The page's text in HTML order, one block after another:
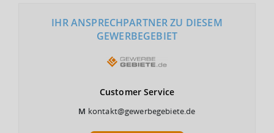
IHR ANSPRECHPARTNER ZU DIESEM
GEWERBEGEBIET
Customer Service
M kontakt@gewerbegebiete.de